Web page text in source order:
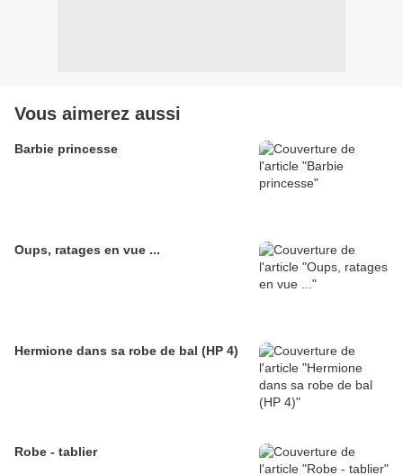
Vous aimerez aussi
Barbie princesse
Oups, ratages en vue ...
Hermione dans sa robe de bal (HP 4)
Robe - tablier